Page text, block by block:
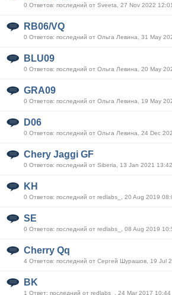
0 Ответов: последний от Sveeta, 27 Nov 2022 12:01
RB06/VQ
0 Ответов: последний от Ольга Левина, 31 May
BLU09
0 Ответов: последний от Ольга Левина, 20 May
GRA09
0 Ответов: последний от Ольга Левина, 19 May
D06
0 Ответов: последний от Ольга Левина, 24 Dec
Chery Jaggi GF
0 Ответов: последний от Siberia, 13 Jan 2021 13:42
KH
0 Ответов: последний от redlabs_, 20 Aug 2019
SE
0 Ответов: последний от redlabs_, 08 Aug 2019
Cherry Qq
4 Ответов: последний от Сергей Шурашов, 19 Jul
BK
1 Ответ: последний от redlabs_, 24 Mar 2017 10:44